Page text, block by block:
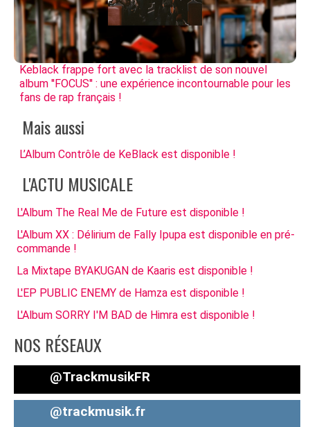
Keblack frappe fort avec la tracklist de son nouvel
album ''FOCUS'' : une expérience incontournable pour les
fans de rap français !
Mais aussi
L’Album Contrôle de KeBlack est disponible !
L'ACTU MUSICALE
L'Album The Real Me de Future est disponible !
L'Album XX : Délirium de Fally Ipupa est disponible en pré-
commande !
La Mixtape BYAKUGAN de Kaaris est disponible !
L'EP PUBLIC ENEMY de Hamza est disponible !
L'Album SORRY I'M BAD de Himra est disponible !
NOS RÉSEAUX
@TrackmusikFR
@trackmusik.fr